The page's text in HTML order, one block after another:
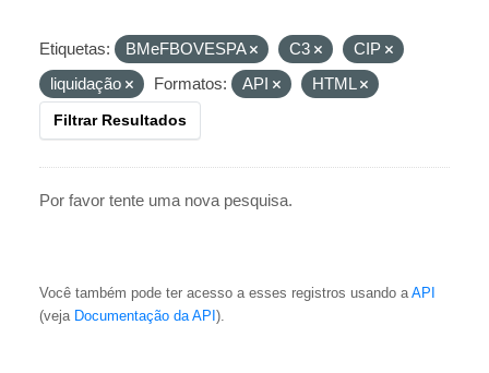
Etiquetas: BMeFBOVESPA C3
CIP
liquidação
Formatos: API HTML
Filtrar Resultados
Por favor tente uma nova pesquisa.
Você também pode ter acesso a esses registros usando aAPI
(veja Documentação da API ).